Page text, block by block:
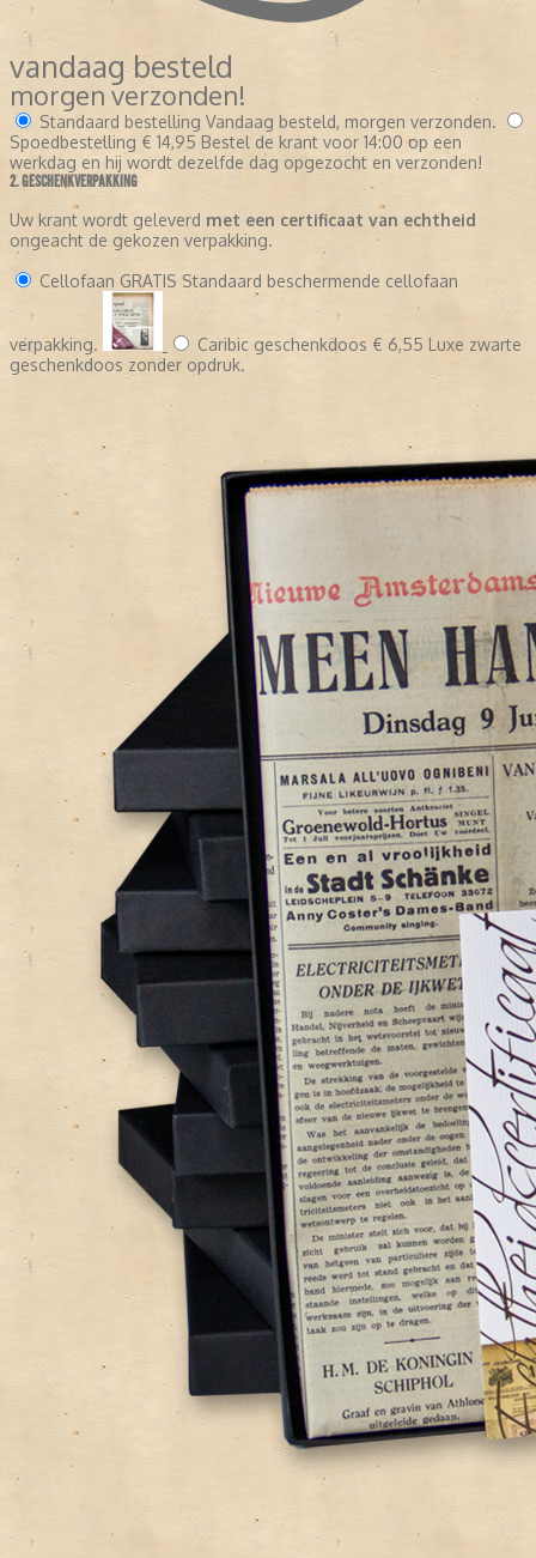
vandaag besteld
morgen verzonden!
Standaard bestelling Vandaag besteld, morgen verzonden.
Spoedbestelling € 14,95 Bestel de krant voor 14:00 op een
werkdag en hij wordt dezelfde dag opgezocht en verzonden!
2. GESCHENKVERPAKKING
Uw krant wordt geleverd met een certificaat van echtheid
ongeacht de gekozen verpakking.
Cellofaan GRATIS Standaard beschermende cellofaan
verpakking. Caribic geschenkdoos € 6,55 Luxe zwarte
geschenkdoos zonder opdruk.